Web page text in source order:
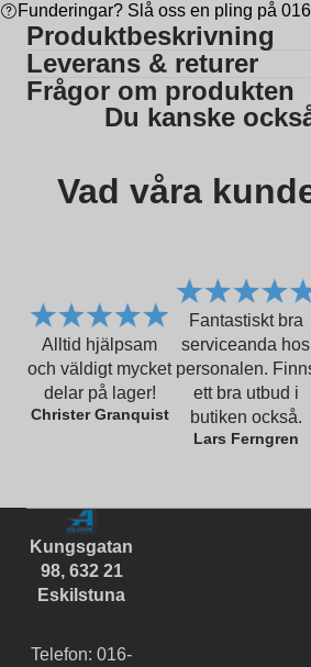
Funderingar? Slå oss en pling på
Produktbeskrivning
Leverans & returer
Frågor om produkten
Du kanske
Vad våra
Alltid hjälpsam
och väldigt mycket
delar på lager!
Christer Granquist
Fantastiskt bra
serviceanda hos
personalen.
ett bra utbud i
butiken också.
Lars Ferngren
Kungsgatan
98, 632 21
Eskilstuna
Telefon: 016-